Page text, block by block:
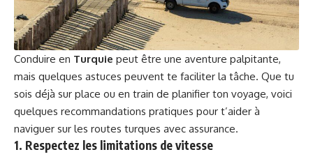
Conduire en Turquie peut être une aventure palpitante,
mais quelques astuces peuvent te faciliter la tâche. Que tu
sois déjà sur place ou en train de planifier ton voyage, voici
quelques recommandations pratiques pour t’aider à
naviguer sur les routes turques avec assurance.
1. Respectez les limitations de vitesse